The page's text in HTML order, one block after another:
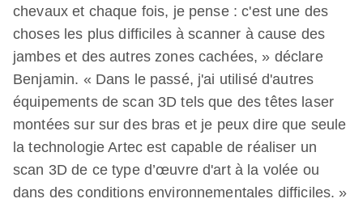
chevaux et chaque fois, je pense : c'est une des
choses les plus difficiles à scanner à cause des
jambes et des autres zones cachées, » déclare
Benjamin. « Dans le passé, j'ai utilisé d'autres
équipements de scan 3D tels que des têtes laser
montées sur sur des bras et je peux dire que seule
la technologie Artec est capable de réaliser un
scan 3D de ce type d’œuvre d'art à la volée ou
dans des conditions environnementales difficiles. »